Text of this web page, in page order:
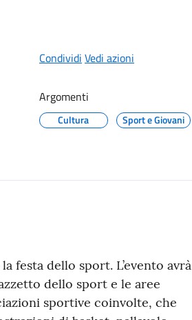
Condividi Vedi azioni
Argomenti
Cultura Sport e Giovani
festa dello sport. L’evento avrà
dello sport e le aree
sportive coinvolte, che